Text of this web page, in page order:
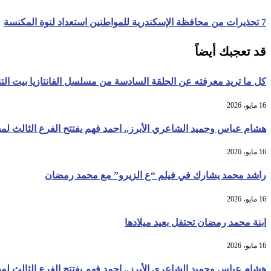
7 تحذيرات من محافظة الإسكندرية للمواطنين استعداد لنوة المكنسة
قد تعجبك أيضاً
كل ما تريد معرفته عن الحلقة السادسة من مسلسل الفانتازيا بيت
16 مايو، 2026
هشام عباس وحميد الشاعري الأبرز.. احمد فهم يفتتح الفرع الثالث
16 مايو، 2026
راشد محمد يشارك في فيلم “ع الزيرو” مع محمد رمضان
16 مايو، 2026
ابنة محمد رمضان تحتفل بعيد ميلادها
16 مايو، 2026
هشام عباس وحميد الشاعري الأبرز.. احمد فهم يفتتح الفرع الثالث